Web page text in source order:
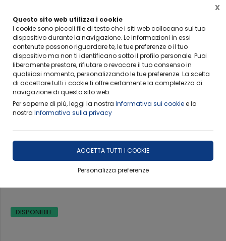
Questo sito web utilizza i cookie
I cookie sono piccoli file di testo che i siti web collocano sul tuo
dispositivo durante la navigazione. Le informazioni in essi
contenute possono riguardare te, le tue preferenze o il tuo
dispositivo ma non ti identificano sotto il profilo personale. Puoi
liberamente prestare, rifiutare o revocare il tuo consenso in
qualsiasi momento, personalizzando le tue preferenze. La scelta
di accettare tutti i cookie ti offre certamente la completezza di
navigazione di questo sito web.
Per saperne di più, leggi la nostra Informativa sui cookiee la
nostra Informativa sulla privacy
ACCETTA TUTTI I COOKIE
Personalizza preferenze
X
Info importanti per non rimanere scottati
Home Ambiti Operativi Prove di Caratterizzazione
Prove di Caratterizzazione
Dinamiche su Strutture
DISPONIBILE